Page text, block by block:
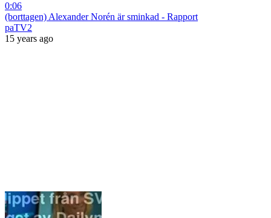
0:06
(borttagen) Alexander Norén är sminkad - Rapport
paTV2
15 years ago